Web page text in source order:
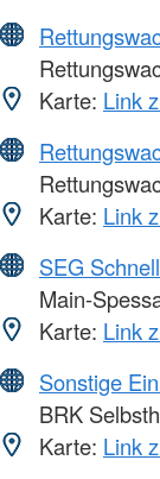
Karte: Link
Karte: Link
SEG
Main-
Karte: Link
Sonstige
BRK
Karte: Link